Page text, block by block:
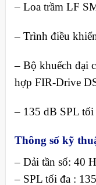
– Loa trầm LF
– Trình điều
– Bộ khuếch đại
hợp FIR-Drive
– 135 dB SPL tối
Thông số kỹ
– Dải tần số: 40
– SPL tối đa :